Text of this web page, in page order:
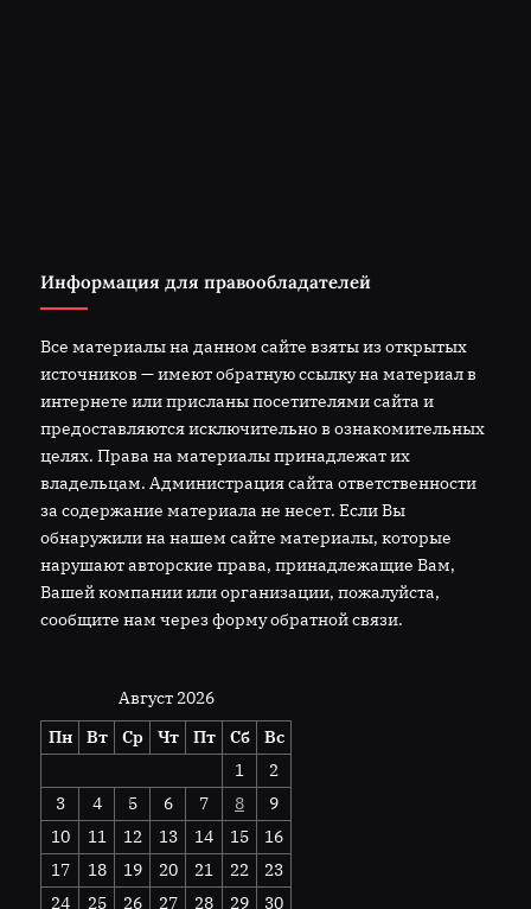
Информация для правообладателей
Все материалы на данном сайте взяты из открытых
источников — имеют обратную ссылку на материал в
интернете или присланы посетителями сайта и
предоставляются исключительно в ознакомительных
целях. Права на материалы принадлежат их
владельцам. Администрация сайта ответственности
за содержание материала не несет. Если Вы
обнаружили на нашем сайте материалы, которые
нарушают авторские права, принадлежащие Вам,
Вашей компании или организации, пожалуйста,
сообщите нам через форму обратной связи.
Август 2026
Пн
Вт Ср Чт Пт Сб
Вс
1
2
3
4 5 6 7 8
9
10
11 12 13 14 15
16
17
18 19 20 21 22
23
24
25 26 27 28 29 30